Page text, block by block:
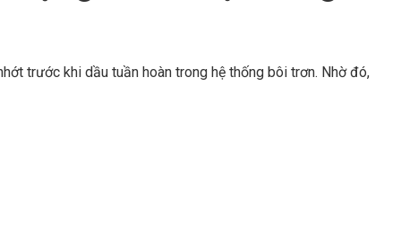
trước khi dầu tuần hoàn trong hệ thống bôi trơn. Nhờ đó,